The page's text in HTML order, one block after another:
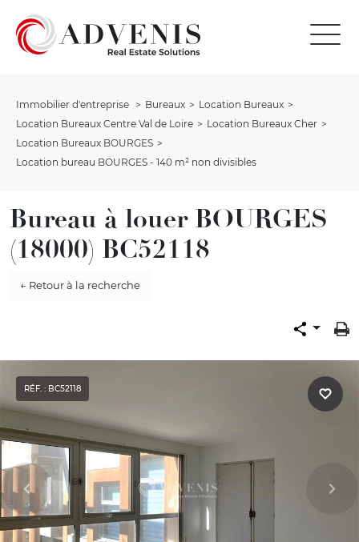
Immobilier d'entreprise Bureaux
Location Bureaux
Location Bureaux Centre Val de Loire
Location Bureaux Cher
Location Bureaux BOURGES
Location bureau BOURGES - 140 m² non divisibles
Bureau à louer BOURGES
(18000) BC52118
← Retour à la recherche
RÉF. : BC52118